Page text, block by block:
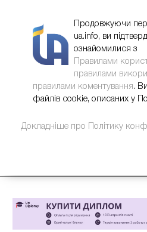
Продовжуючи
ua.info, ви
ознайомилися з
Правилами
правилами
правилами коментування.
файлів cookie, описаних у
Докладніше про Політику